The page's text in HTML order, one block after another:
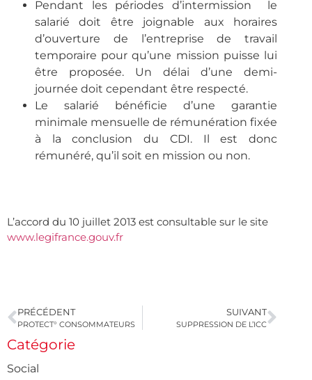
Pendant les périodes d’intermission le
salarié doit être joignable aux horaires
d’ouverture de l’entreprise de travail
temporaire pour qu’une mission puisse lui
être proposée. Un délai d’une demi-
journée doit cependant être respecté.
Le salarié bénéficie d’une garantie
minimale mensuelle de rémunération fixée
à la conclusion du CDI. Il est donc
rémunéré, qu’il soit en mission ou non.
L’accord du 10 juillet 2013 est consultable sur le site
www.legifrance.gouv.fr
PRÉCÉDENT
PROTECT° CONSOMMATEURS
SUIVANT
SUPPRESSION DE L’ICC
Catégorie
Social